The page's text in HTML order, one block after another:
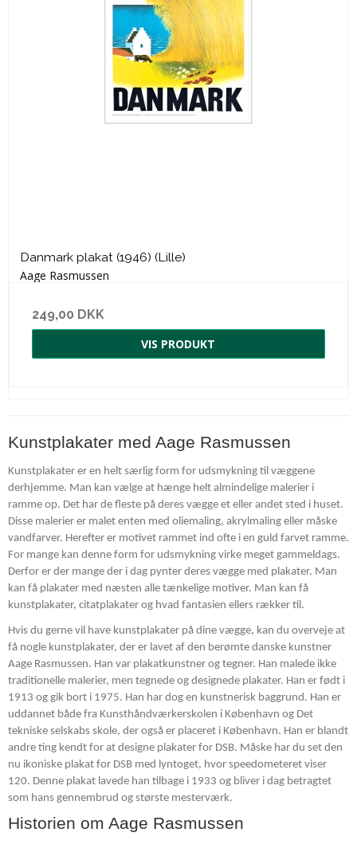
Danmark plakat (1946) (Lille)
Aage Rasmussen
249,00 DKK
VIS PRODUKT
Kunstplakater med Aage Rasmussen
Kunstplakater er en helt særlig form for udsmykning til væggene
derhjemme. Man kan vælge at hænge helt almindelige malerier i
ramme op. Det har de fleste på deres vægge et eller andet sted i huset.
Disse malerier er malet enten med oliemaling, akrylmaling eller måske
vandfarver. Herefter er motivet rammet ind ofte i en guld farvet ramme.
For mange kan denne form for udsmykning virke meget gammeldags.
Derfor er der mange der i dag pynter deres vægge med plakater. Man
kan få plakater med næsten alle tænkelige motiver. Man kan få
kunstplakater, citatplakater og hvad fantasien ellers rækker til.
Hvis du gerne vil have kunstplakater på dine vægge, kan du overveje at
få nogle kunstplakater, der er lavet af den berømte danske kunstner
Aage Rasmussen. Han var plakatkunstner og tegner. Han malede ikke
traditionelle malerier, men tegnede og designede plakater. Han er født i
1913 og gik bort i 1975. Han har dog en kunstnerisk baggrund. Han er
uddannet både fra Kunsthåndværkerskolen i København og Det
tekniske selskabs skole, der også er placeret i København. Han er blandt
andre ting kendt for at designe plakater for DSB. Måske har du set den
nu ikoniske plakat for DSB med lyntoget, hvor speedometeret viser
120. Denne plakat lavede han tilbage i 1933 og bliver i dag betragtet
som hans gennembrud og største mesterværk.
Historien om Aage Rasmussen